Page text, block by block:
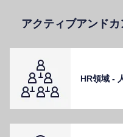
アクティブアンド
HR領域 -